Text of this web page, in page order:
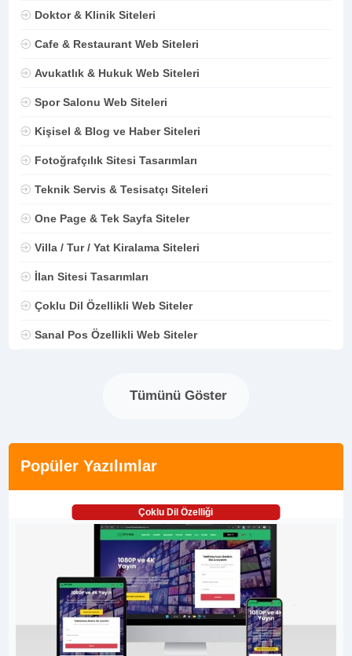
Doktor & Klinik Siteleri
Cafe & Restaurant Web Siteleri
Avukatlık & Hukuk Web Siteleri
Spor Salonu Web Siteleri
Kişisel & Blog ve Haber Siteleri
Fotoğrafçılık Sitesi Tasarımları
Teknik Servis & Tesisatçı Siteleri
One Page & Tek Sayfa Siteler
Villa / Tur / Yat Kiralama Siteleri
İlan Sitesi Tasarımları
Çoklu Dil Özellikli Web Siteler
Sanal Pos Özellikli Web Siteler
Tümünü Göster
Popüler Yazılımlar
Çoklu Dil Özelliği